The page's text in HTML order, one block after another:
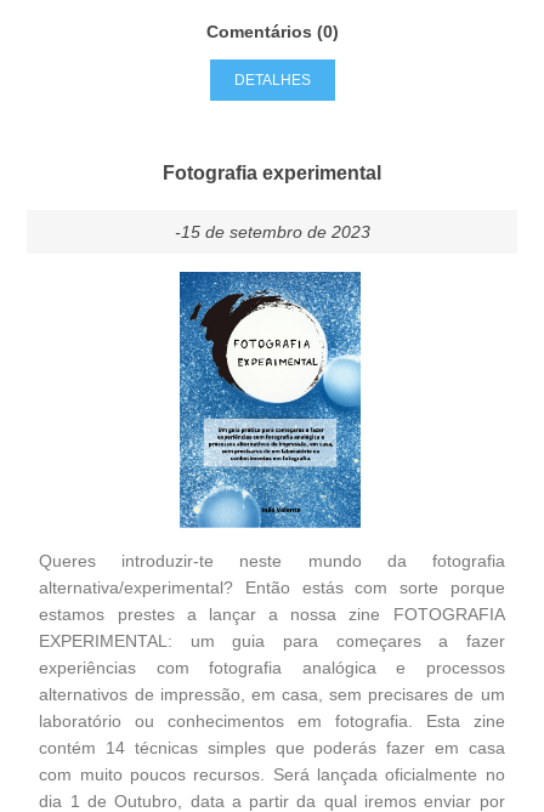
Comentários (0)
DETALHES
Fotografia experimental
-15 de setembro de 2023
Queres introduzir-te neste mundo da fotografia
alternativa/experimental? Então estás com sorte porque
estamos prestes a lançar a nossa zine FOTOGRAFIA
EXPERIMENTAL: um guia para começares a fazer
experiências com fotografia analógica e processos
alternativos de impressão, em casa, sem precisares de um
laboratório ou conhecimentos em fotografia. Esta zine
contém 14 técnicas simples que poderás fazer em casa
com muito poucos recursos. Será lançada oficialmente no
dia 1 de Outubro, data a partir da qual iremos enviar por